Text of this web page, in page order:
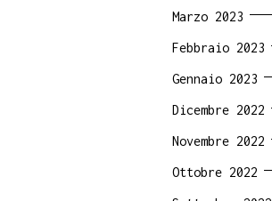
Marzo 2023
Febbraio 2023
Gennaio 2023
Dicembre 2022
Novembre 2022
Ottobre 2022